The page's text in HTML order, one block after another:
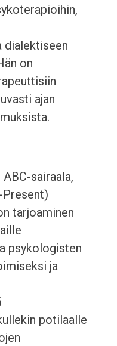
dialektiseen
on
ajan
sairaala,
Present)
tarjoaminen
psykologisten
ja
potilaalle